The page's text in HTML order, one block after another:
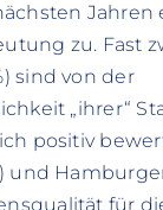
Jahren
zu. Fast
sind von der
„ihrer“
positiv
und
für